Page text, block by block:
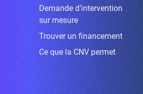
Demande d’intervention
sur mesure
Trouver un financement
Ce que la CNV permet